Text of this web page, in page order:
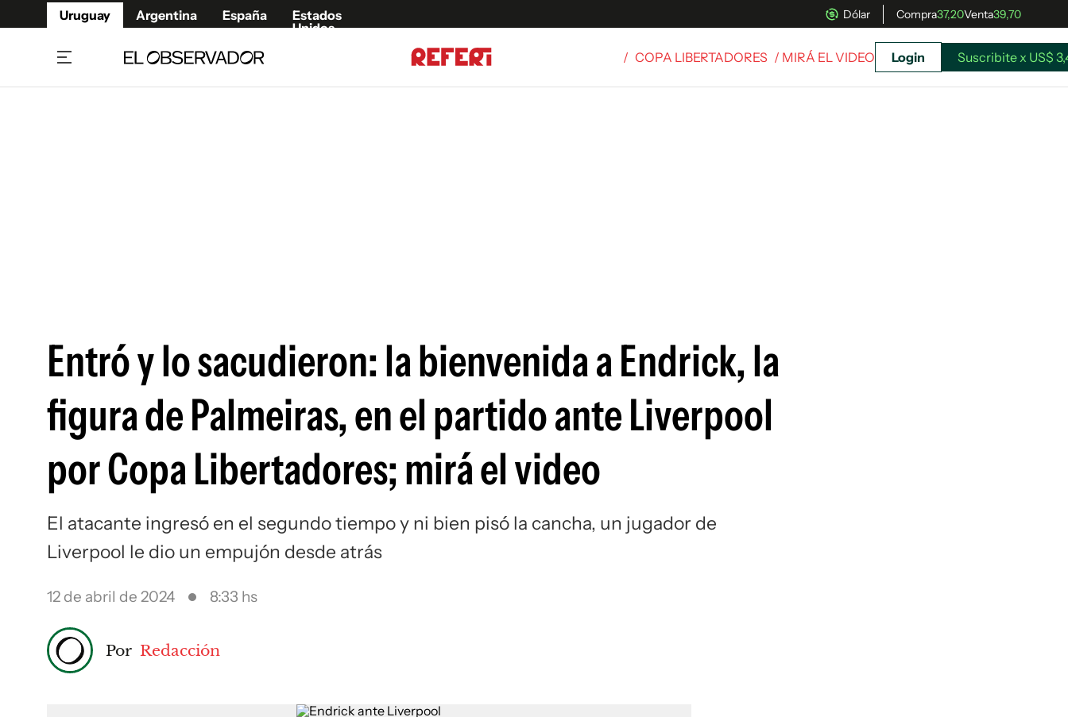
Uruguay Argentina España
Estados
Unidos
Dólar Compra37,20Venta39,70
Siguenos en:
/ COPA LIBERTADORES / MIRÁ EL VIDEO Login Suscribite x US$
Entró y lo sacudieron: la bienvenida a Endrick, la
figura de Palmeiras, en el partido ante Liverpool
por Copa Libertadores; mirá el video
El atacante ingresó en el segundo tiempo y ni bien pisó la cancha, un jugador de
Liverpool le dio un empujón desde atrás
12 de abril de 2024 8:33 hs
Por Redacción